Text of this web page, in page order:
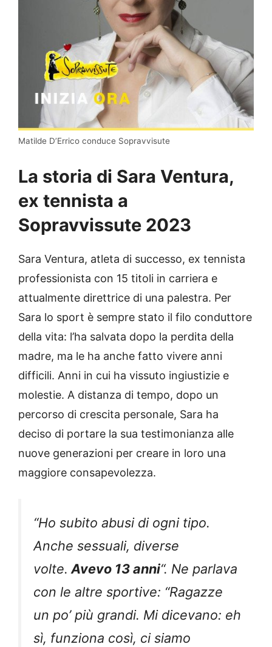
Matilde D’Errico conduce Sopravvisute
La storia di Sara Ventura,
ex tennista a
Sopravvissute 2023
Sara Ventura, atleta di successo, ex tennista
professionista con 15 titoli in carriera e
attualmente direttrice di una palestra. Per
Sara lo sport è sempre stato il filo conduttore
della vita: l’ha salvata dopo la perdita della
madre, ma le ha anche fatto vivere anni
difficili. Anni in cui ha vissuto ingiustizie e
molestie. A distanza di tempo, dopo un
percorso di crescita personale, Sara ha
deciso di portare la sua testimonianza alle
nuove generazioni per creare in loro una
maggiore consapevolezza.
“Ho subito abusi di ogni tipo.
Anche sessuali, diverse
volte. Avevo 13 anni“. Ne parlava
con le altre sportive: “Ragazze
un po’ più grandi. Mi dicevano: eh
sì, funziona così, ci siamo